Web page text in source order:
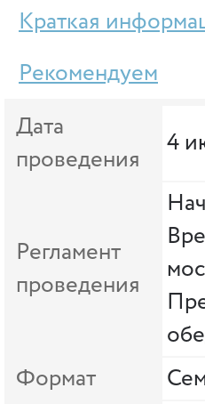
Краткая
Рекомендуем
Дата
проведения
4
Регламент
проведения
Формат